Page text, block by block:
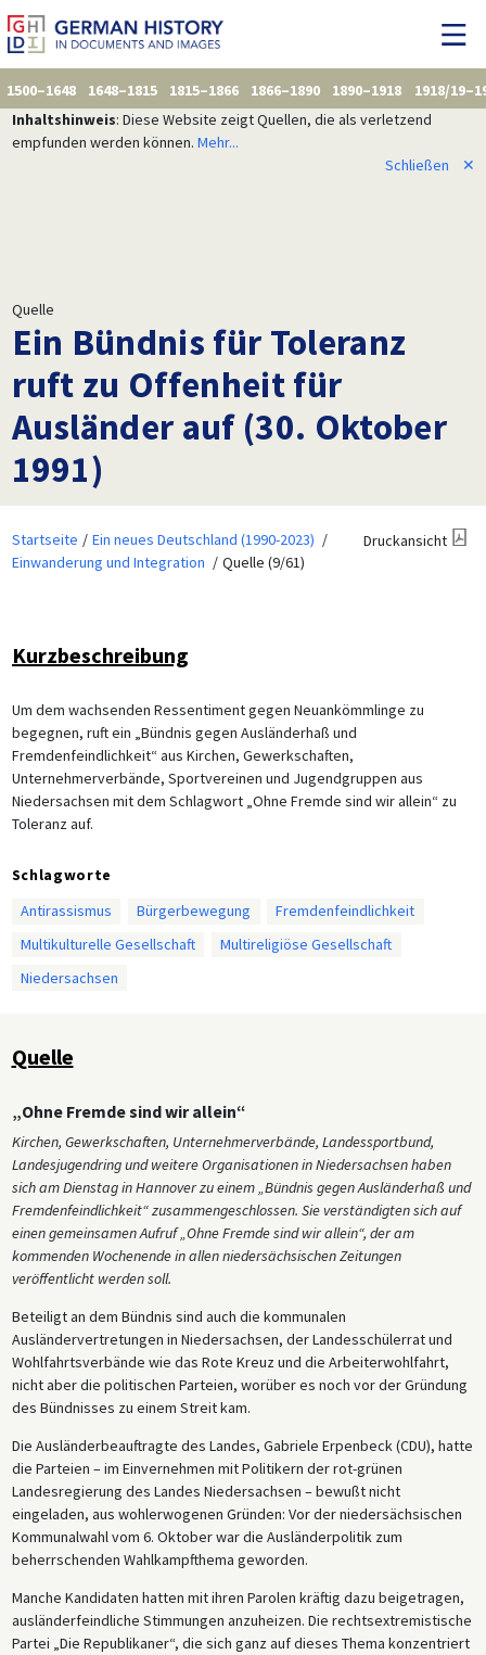
1500–1648 1648–1815 1815–1866 1866–1890 1890–1918
1918/
Inhaltshinweis: Diese Website zeigt Quellen, die als verletzend
empfunden werden können. Mehr...
Schließen
✕
Quelle
Ein Bündnis für Toleranz
ruft zu Offenheit für
Ausländer auf (30. Oktober
1991)
Startseite
Ein neues Deutschland (1990-2023)
Einwanderung und Integration
Quelle (9/61)
Druckansicht
Kurzbeschreibung
Um dem wachsenden Ressentiment gegen Neuankömmlinge zu
begegnen, ruft ein „Bündnis gegen Ausländerhaß und
Fremdenfeindlichkeit“ aus Kirchen, Gewerkschaften,
Unternehmerverbände, Sportvereinen und Jugendgruppen aus
Niedersachsen mit dem Schlagwort „Ohne Fremde sind wir allein“ zu
Toleranz auf.
Schlagworte
Antirassismus
Bürgerbewegung
Fremdenfeindlichkeit
Multikulturelle Gesellschaft
Multireligiöse Gesellschaft
Niedersachsen
Quelle
„Ohne Fremde sind wir allein“
Kirchen, Gewerkschaften, Unternehmerverbände, Landessportbund,
Landesjugendring und weitere Organisationen in Niedersachsen haben
sich am Dienstag in Hannover zu einem „Bündnis gegen Ausländerhaß und
Fremdenfeindlichkeit“ zusammengeschlossen. Sie verständigten sich auf
einen gemeinsamen Aufruf „Ohne Fremde sind wir allein“, der am
kommenden Wochenende in allen niedersächsischen Zeitungen
veröffentlicht werden soll.
Beteiligt an dem Bündnis sind auch die kommunalen
Ausländervertretungen in Niedersachsen, der Landesschülerrat und
Wohlfahrtsverbände wie das Rote Kreuz und die Arbeiterwohlfahrt,
nicht aber die politischen Parteien, worüber es noch vor der Gründung
des Bündnisses zu einem Streit kam.
Die Ausländerbeauftragte des Landes, Gabriele Erpenbeck (CDU), hatte
die Parteien – im Einvernehmen mit Politikern der rot-grünen
Landesregierung des Landes Niedersachsen – bewußt nicht
eingeladen, aus wohlerwogenen Gründen: Vor der niedersächsischen
Kommunalwahl vom 6. Oktober war die Ausländerpolitik zum
beherrschenden Wahlkampfthema geworden.
Manche Kandidaten hatten mit ihren Parolen kräftig dazu beigetragen,
ausländerfeindliche Stimmungen anzuheizen. Die rechtsextremistische
Partei „Die Republikaner“, die sich ganz auf dieses Thema konzentriert